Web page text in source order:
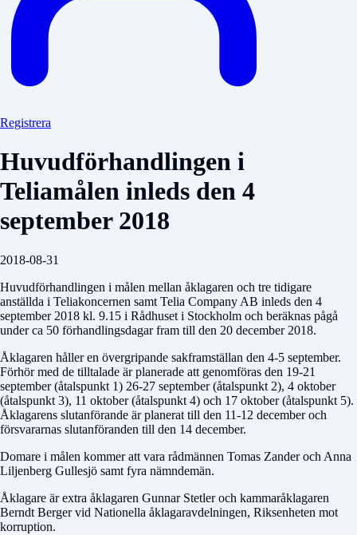
Registrera
Huvudförhandlingen i
Teliamålen inleds den 4
september 2018
2018-08-31
Huvudförhandlingen i målen mellan åklagaren och tre tidigare
anställda i Teliakoncernen samt Telia Company AB inleds den 4
september 2018 kl. 9.15 i Rådhuset i Stockholm och beräknas pågå
under ca 50 förhandlingsdagar fram till den 20 december 2018.
Åklagaren håller en övergripande sakframställan den 4-5 september.
Förhör med de tilltalade är planerade att genomföras den 19-21
september (åtalspunkt 1) 26-27 september (åtalspunkt 2), 4 oktober
(åtalspunkt 3), 11 oktober (åtalspunkt 4) och 17 oktober (åtalspunkt 5).
Åklagarens slutanförande är planerat till den 11-12 december och
försvararnas slutanföranden till den 14 december.
Domare i målen kommer att vara rådmännen Tomas Zander och Anna
Liljenberg Gullesjö samt fyra nämndemän.
Åklagare är extra åklagaren Gunnar Stetler och kammaråklagaren
Berndt Berger vid Nationella åklagaravdelningen, Riksenheten mot
korruption.